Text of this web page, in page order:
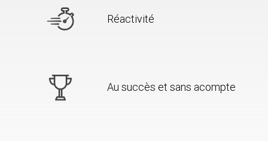
Réactivité
Au succès et sans acompte